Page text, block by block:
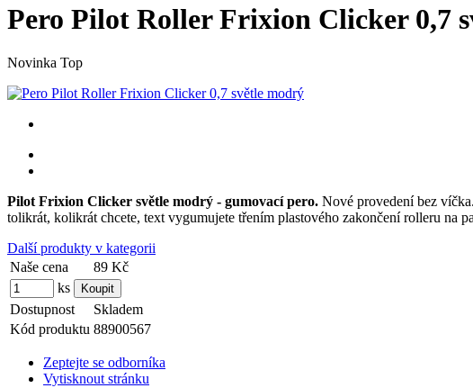
Pero Pilot Roller Frixion Clicker 0,7
Novinka Top
Pilot Frixion Clicker světle modrý - gumovací pero. Nové provedení bez víčka.
tolikrát, kolikrát chcete, text vygumujete třením plastového zakončení rolleru na
Další produkty v kategorii
Naše cena
89 Kč
ks
Dostupnost
Skladem
Kód produktu 88900567
Zeptejte se odborníka
Vytisknout stránku